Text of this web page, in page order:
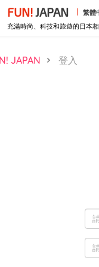
FUN! JAPAN 繁體
充滿時尚、科技和旅遊的日本相
JAPAN 登入